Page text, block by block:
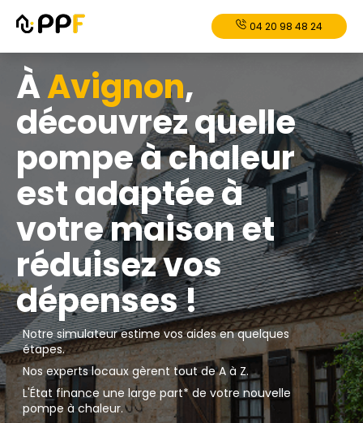
04 20 98 48 24
ÀAvignon,
découvrez quelle
pompe à chaleur
est adaptée à
votre maison et
réduisez vos
dépenses !
Notre simulateur estime vos aides en quelques
étapes.
Nos experts locaux gèrent tout de A à Z.
L'État finance une large part* de votre nouvelle
pompe à chaleur.